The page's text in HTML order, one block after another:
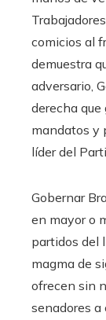
comicios al
demuestra
adversario,
derecha que
mandatos y
líder del
Gobernar
en mayor o
partidos del
magma de
ofrecen sin
senadores a